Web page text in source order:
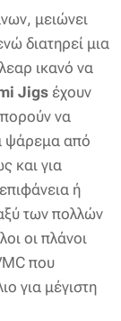
μειώνει
διατηρεί μια
ικανό να
Jigs έχουν
να
ψάρεμα από
και για
ή
των πολλών
οι πλάνοι
που
για μέγιστη